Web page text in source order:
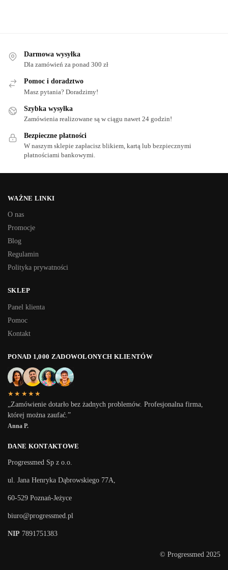
Darmowa wysyłka
Dla zamówień za ponad 300 zł
Pomoc i doradztwo
Masz pytania? Doradzimy!
Szybka wysyłka
Zamówienia realizowane są w ciągu nawet 24 godzin!
Bezpieczne płatności
W naszym sklepie zapłacisz blikiem, kartą lub bezpiecznymi
płatnościami bankowymi.
WAŻNE LINKI
O nas
Promocje
Blog
Regulamin
Polityka prywatności
SKLEP
Panel klienta
Pomoc
Kontakt
PONAD 1,000 ZADOWOLONYCH KLIENTÓW
★★★★★
„Zamówienie dotarło bez żadnych problemów. Profesjonalna firma,
której można zaufać.”
Anna P.
DANE KONTAKTOWE
Progressmed Sp z o.o.
ul. Jana Henryka Dąbrowskiego 77A,
60-529 Poznań-Jeżyce
biuro@progressmed.pl
NIP 7891751383
© Progressmed 2025